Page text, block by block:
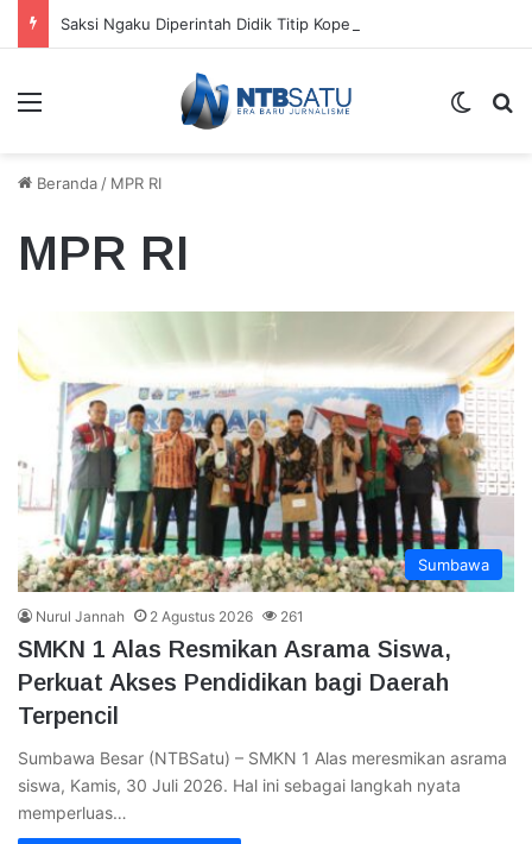
Menu
Beranda / MPR RI
MPR RI
Sumbawa
Nurul Jannah 2 Agustus 2026 261
SMKN 1 Alas Resmikan Asrama Siswa,
Perkuat Akses Pendidikan bagi Daerah
Terpencil
Sumbawa Besar (NTBSatu) – SMKN 1 Alas meresmikan asrama
siswa, Kamis, 30 Juli 2026. Hal ini sebagai langkah nyata
memperluas…